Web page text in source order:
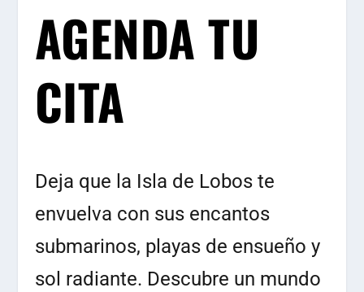
AGENDA TU
CITA
Deja que la Isla de Lobos te
envuelva con sus encantos
submarinos, playas de ensueño y
sol radiante. Descubre un mundo